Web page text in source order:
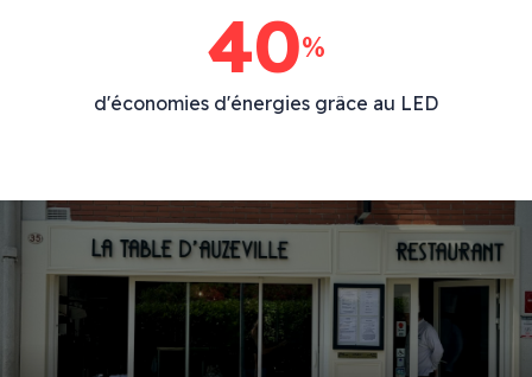
40%
d'économies d'énergies grâce au LED